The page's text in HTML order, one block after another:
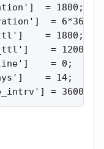
= 1800;
=
= 1800;
=
= 0;
= 14;
=